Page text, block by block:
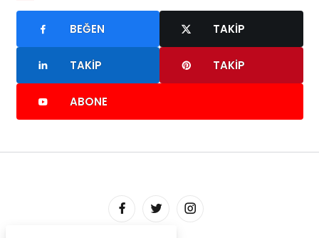
BEĞEN TAKIP
TAKIP TAKIP
ABONE